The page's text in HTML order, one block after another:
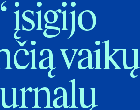
įsigijo
vaikų